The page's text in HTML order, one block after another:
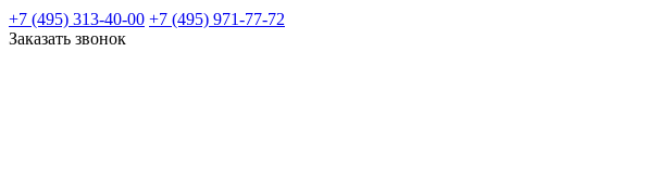
+7 (495) 313-40-00 +7 (495) 971-77-72
Заказать звонок